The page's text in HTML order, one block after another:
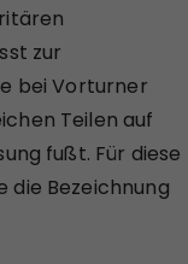
zur
bei Vorturner
Teilen auf
fußt. Für diese
die Bezeichnung